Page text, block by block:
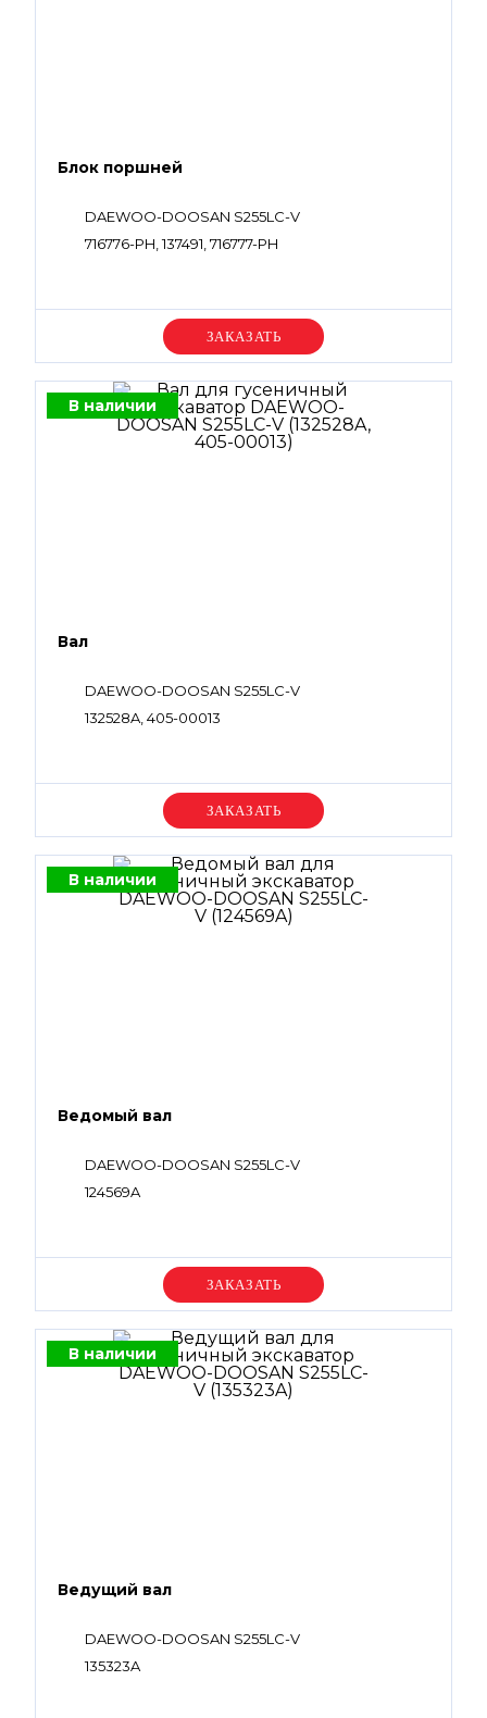
Блок поршней
DAEWOO-DOOSAN S255LC-V
716776-PH, 137491, 716777-PH
Уточняйте цену
В наличии
Вал
DAEWOO-DOOSAN S255LC-V
132528A, 405-00013
Уточняйте цену
В наличии
Ведомый вал
DAEWOO-DOOSAN S255LC-V
124569A
Уточняйте цену
В наличии
Ведущий вал
DAEWOO-DOOSAN S255LC-V
135323A